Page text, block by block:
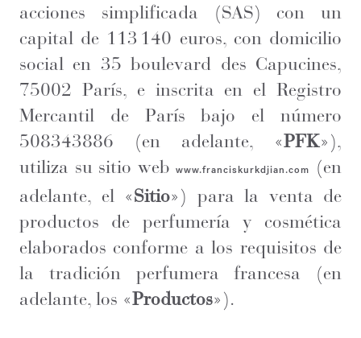
acciones simplificada (SAS) con un
capital de 113 140 euros, con domicilio
social en 35 boulevard des Capucines,
75002 París, e inscrita en el Registro
Mercantil de París bajo el número
508343886 (en adelante, «PFK»),
utiliza su sitio webwww.franciskurkdjian.com
(en
adelante, el «Sitio») para la venta de
productos de perfumería y cosmética
elaborados conforme a los requisitos de
la tradición perfumera francesa (en
adelante, los «Productos»).